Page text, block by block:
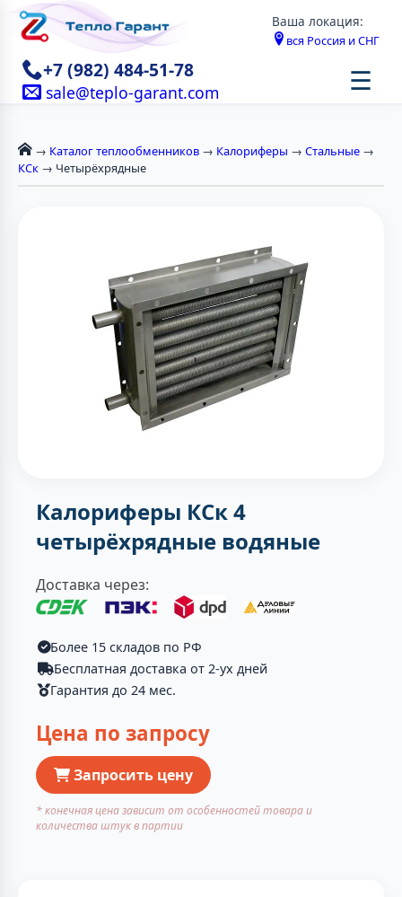
Ваша локация:
вся Россия и СНГ
+7 (982) 484-51-78
sale@teplo-garant.com ☰
→ Каталог теплообменников → Калориферы → Стальные →
КСк → Четырёхрядные
Калориферы КСк 4
четырёхрядные водяные
Доставка через:
Более 15 складов по РФ
Бесплатная доставка от 2-ух дней
Гарантия до 24 мес.
Цена по запросу
Запросить цену
* конечная цена зависит от особенностей товара и
количества штук в партии